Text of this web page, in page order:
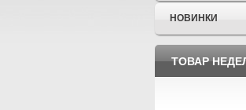
НОВИНКИ
ТОВАР